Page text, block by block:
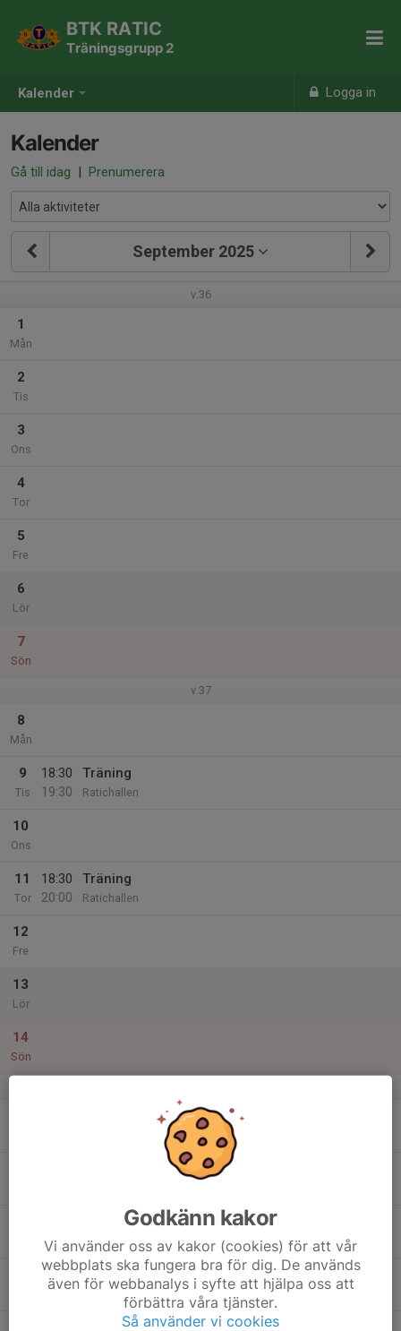
Kalender Logga in
BTK RATIC
Träningsgrupp 2
Kalender
Gå till idag | Prenumerera
September 2025
v.36
1
Mån
2
Tis
3
Ons
4
Tor
5
Fre
6
Lör
7
Sön
v.37
8
Mån
9
Tis
18:30
19:30
Träning
Ratichallen
10
Ons
11
Tor
18:30
20:00
Träning
Ratichallen
12
Fre
13
Lör
14
Sön
18:30
20:00
Träning
Ratichallen
Godkänn kakor
Vi använder oss av kakor (cookies) för att vår
webbplats ska fungera bra för dig. De används
även för webbanalys i syfte att hjälpa oss att
förbättra våra tjänster.
Så använder vi cookies